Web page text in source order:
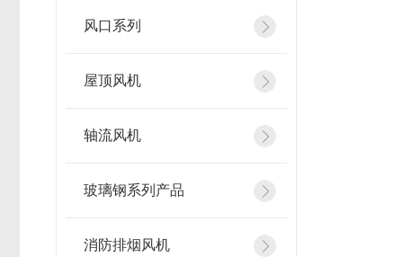
风口系列
屋顶风机
轴流风机
玻璃钢系列产品
消防排烟风机